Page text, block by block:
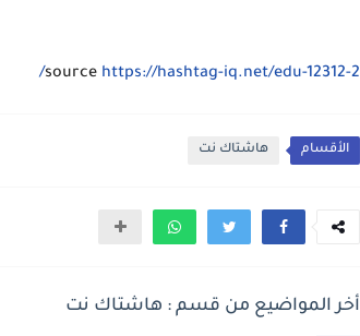
source https://hashtag-iq.net/edu-12312-2/
الأقسام هاشتاك نت
أخر المواضيع من قسم : هاشتاك نت